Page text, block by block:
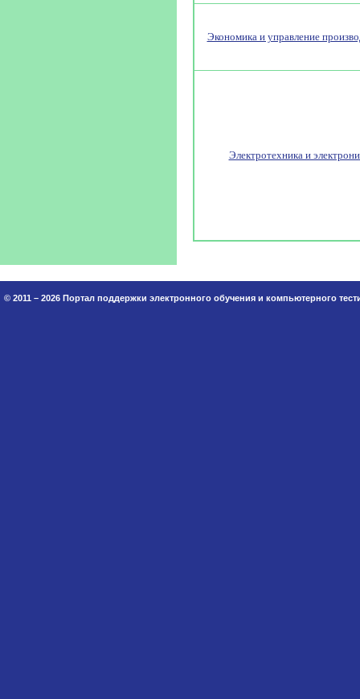
Экономика и управление
Электротехника и
© 2011 – 2026 Портал поддержки электронного обучения и компьютерного